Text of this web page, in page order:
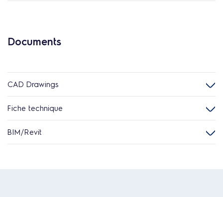
Documents
CAD Drawings
Fiche technique
BIM/Revit